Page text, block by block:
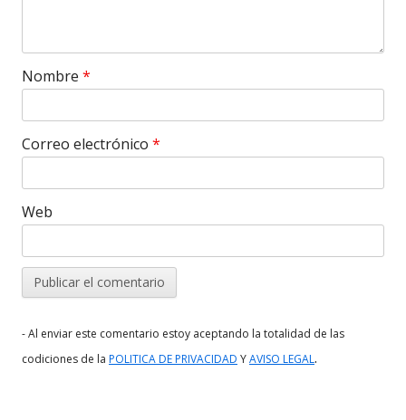
Nombre *
Correo electrónico *
Web
- Al enviar este comentario estoy aceptando la totalidad de las
codiciones de la POLITICA DE PRIVACIDAD YAVISO LEGAL.